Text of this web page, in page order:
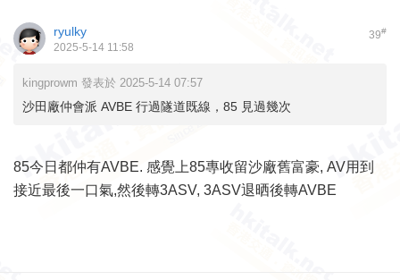
39#
ryulky
2025-5-14 11:58
kingprowm 發表於 2025-5-14 07:57
沙田廠仲會派 AVBE 行過隧道既線，85 見過幾次
85今日都仲有AVBE. 感覺上85專收留沙廠舊富豪, AV用到
接近最後一口氣,然後轉3ASV, 3ASV退晒後轉AVBE